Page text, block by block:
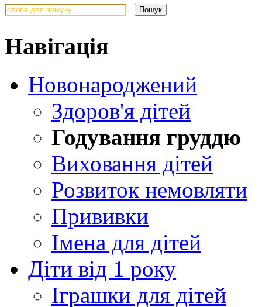
Навігація
Новонароджений
Здоров'я дітей
Годування груддю
Виховання дітей
Розвиток немовляти
Прививки
Імена для дітей
Діти від 1 року
Іграшки для дітей